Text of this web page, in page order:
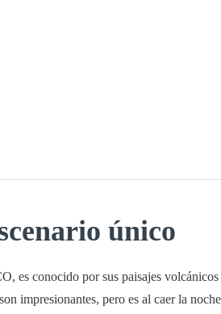
único
, es conocido por sus paisajes
impresionantes, pero es al caer la